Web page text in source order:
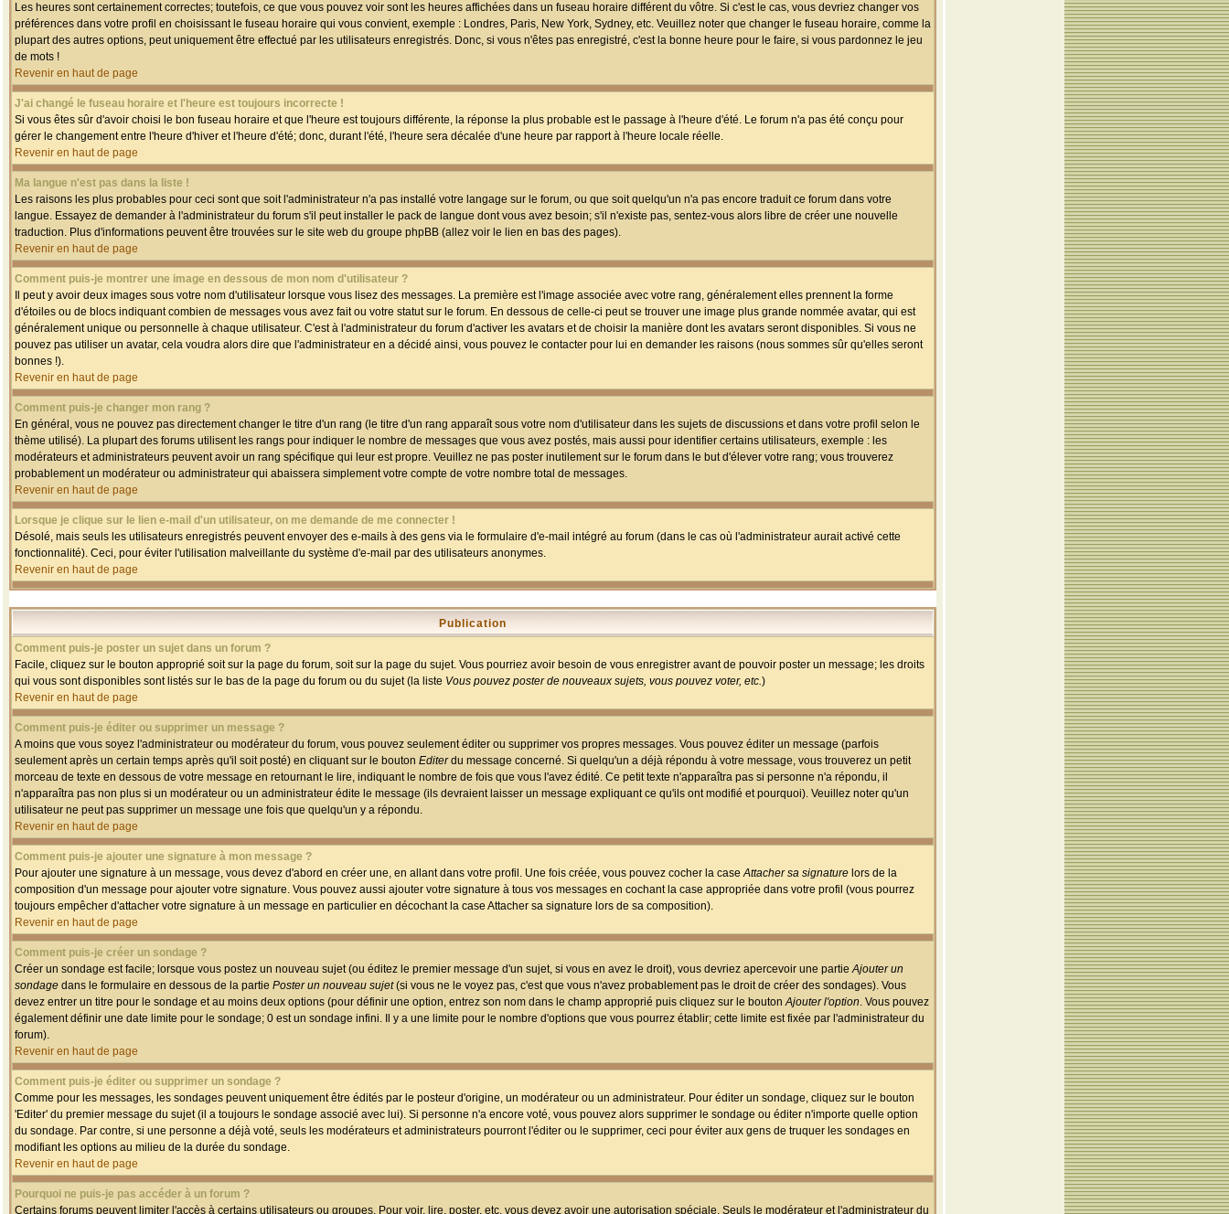
Les heures sont certainement correctes; toutefois, ce que vous pouvez voir sont les heures affichées dans un fuseau horaire différent du vôtre. Si c'est le cas, vous devriez changer vos
préférences dans votre profil en choisissant le fuseau horaire qui vous convient, exemple : Londres, Paris, New York, Sydney, etc. Veuillez noter que changer le fuseau horaire, comme la
plupart des autres options, peut uniquement être effectué par les utilisateurs enregistrés. Donc, si vous n'êtes pas enregistré, c'est la bonne heure pour le faire, si vous pardonnez le jeu
de mots !
Revenir en haut de page
J'ai changé le fuseau horaire et l'heure est toujours incorrecte !
Si vous êtes sûr d'avoir choisi le bon fuseau horaire et que l'heure est toujours différente, la réponse la plus probable est le passage à l'heure d'été. Le forum n'a pas été conçu pour
gérer le changement entre l'heure d'hiver et l'heure d'été; donc, durant l'été, l'heure sera décalée d'une heure par rapport à l'heure locale réelle.
Revenir en haut de page
Ma langue n'est pas dans la liste !
Les raisons les plus probables pour ceci sont que soit l'administrateur n'a pas installé votre langage sur le forum, ou que soit quelqu'un n'a pas encore traduit ce forum dans votre
langue. Essayez de demander à l'administrateur du forum s'il peut installer le pack de langue dont vous avez besoin; s'il n'existe pas, sentez-vous alors libre de créer une nouvelle
traduction. Plus d'informations peuvent être trouvées sur le site web du groupe phpBB (allez voir le lien en bas des pages).
Revenir en haut de page
Comment puis-je montrer une image en dessous de mon nom d'utilisateur ?
Il peut y avoir deux images sous votre nom d'utilisateur lorsque vous lisez des messages. La première est l'image associée avec votre rang, généralement elles prennent la forme
d'étoiles ou de blocs indiquant combien de messages vous avez fait ou votre statut sur le forum. En dessous de celle-ci peut se trouver une image plus grande nommée avatar, qui est
généralement unique ou personnelle à chaque utilisateur. C'est à l'administrateur du forum d'activer les avatars et de choisir la manière dont les avatars seront disponibles. Si vous ne
pouvez pas utiliser un avatar, cela voudra alors dire que l'administrateur en a décidé ainsi, vous pouvez le contacter pour lui en demander les raisons (nous sommes sûr qu'elles seront
bonnes !).
Revenir en haut de page
Comment puis-je changer mon rang ?
En général, vous ne pouvez pas directement changer le titre d'un rang (le titre d'un rang apparaît sous votre nom d'utilisateur dans les sujets de discussions et dans votre profil selon le
thème utilisé). La plupart des forums utilisent les rangs pour indiquer le nombre de messages que vous avez postés, mais aussi pour identifier certains utilisateurs, exemple : les
modérateurs et administrateurs peuvent avoir un rang spécifique qui leur est propre. Veuillez ne pas poster inutilement sur le forum dans le but d'élever votre rang; vous trouverez
probablement un modérateur ou administrateur qui abaissera simplement votre compte de votre nombre total de messages.
Revenir en haut de page
Lorsque je clique sur le lien e-mail d'un utilisateur, on me demande de me connecter !
Désolé, mais seuls les utilisateurs enregistrés peuvent envoyer des e-mails à des gens via le formulaire d'e-mail intégré au forum (dans le cas où l'administrateur aurait activé cette
fonctionnalité). Ceci, pour éviter l'utilisation malveillante du système d'e-mail par des utilisateurs anonymes.
Revenir en haut de page
Publication
Comment puis-je poster un sujet dans un forum ?
Facile, cliquez sur le bouton approprié soit sur la page du forum, soit sur la page du sujet. Vous pourriez avoir besoin de vous enregistrer avant de pouvoir poster un message; les droits
qui vous sont disponibles sont listés sur le bas de la page du forum ou du sujet (la liste Vous pouvez poster de nouveaux sujets, vous pouvez voter, etc.)
Revenir en haut de page
Comment puis-je éditer ou supprimer un message ?
A moins que vous soyez l'administrateur ou modérateur du forum, vous pouvez seulement éditer ou supprimer vos propres messages. Vous pouvez éditer un message (parfois
seulement après un certain temps après qu'il soit posté) en cliquant sur le bouton Editerdu message concerné. Si quelqu'un a déjà répondu à votre message, vous trouverez un petit
morceau de texte en dessous de votre message en retournant le lire, indiquant le nombre de fois que vous l'avez édité. Ce petit texte n'apparaîtra pas si personne n'a répondu, il
n'apparaîtra pas non plus si un modérateur ou un administrateur édite le message (ils devraient laisser un message expliquant ce qu'ils ont modifié et pourquoi). Veuillez noter qu'un
utilisateur ne peut pas supprimer un message une fois que quelqu'un y a répondu.
Revenir en haut de page
Comment puis-je ajouter une signature à mon message ?
Pour ajouter une signature à un message, vous devez d'abord en créer une, en allant dans votre profil. Une fois créée, vous pouvez cocher la caseAttacher sa signature lors de la
composition d'un message pour ajouter votre signature. Vous pouvez aussi ajouter votre signature à tous vos messages en cochant la case appropriée dans votre profil (vous pourrez
toujours empêcher d'attacher votre signature à un message en particulier en décochant la case Attacher sa signature lors de sa composition).
Revenir en haut de page
Comment puis-je créer un sondage ?
Créer un sondage est facile; lorsque vous postez un nouveau sujet (ou éditez le premier message d'un sujet, si vous en avez le droit), vous devriez apercevoir une partieAjouter un
sondage dans le formulaire en dessous de la partie Poster un nouveau sujet(si vous ne le voyez pas, c'est que vous n'avez probablement pas le droit de créer des sondages). Vous
devez entrer un titre pour le sondage et au moins deux options (pour définir une option, entrez son nom dans le champ approprié puis cliquez sur le boutonAjouter l'option. Vous pouvez
également définir une date limite pour le sondage; 0 est un sondage infini. Il y a une limite pour le nombre d'options que vous pourrez établir; cette limite est fixée par l'administrateur du
forum).
Revenir en haut de page
Comment puis-je éditer ou supprimer un sondage ?
Comme pour les messages, les sondages peuvent uniquement être édités par le posteur d'origine, un modérateur ou un administrateur. Pour éditer un sondage, cliquez sur le bouton
'Editer' du premier message du sujet (il a toujours le sondage associé avec lui). Si personne n'a encore voté, vous pouvez alors supprimer le sondage ou éditer n'importe quelle option
du sondage. Par contre, si une personne a déjà voté, seuls les modérateurs et administrateurs pourront l'éditer ou le supprimer, ceci pour éviter aux gens de truquer les sondages en
modifiant les options au milieu de la durée du sondage.
Revenir en haut de page
Pourquoi ne puis-je pas accéder à un forum ?
Certains forums peuvent limiter l'accès à certains utilisateurs ou groupes. Pour voir, lire, poster, etc. vous devez avoir une autorisation spéciale. Seuls le modérateur et l'administrateur du